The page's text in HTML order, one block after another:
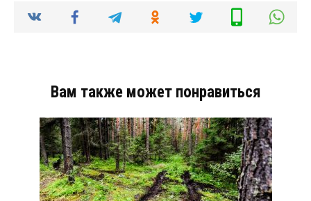
Вам также может понравиться